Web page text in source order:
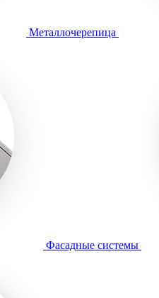
Металлочерепица
Фасадные системы